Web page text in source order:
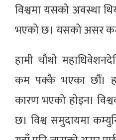
विश्वमा यसको अवस्था
भएको छ। यसको असर
हामी चौथो
कम पक्कै भएका छौं।
कारण भएको होइन।
छ। विश्व समुदायमा